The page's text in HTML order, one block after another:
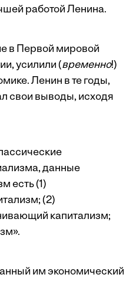
работой Ленина.
в Первой мировой
усилили (временно!)
Ленин в те годы,
свои выводы, исходя
данные
есть (1)
(2)
капитализм;
им экономический